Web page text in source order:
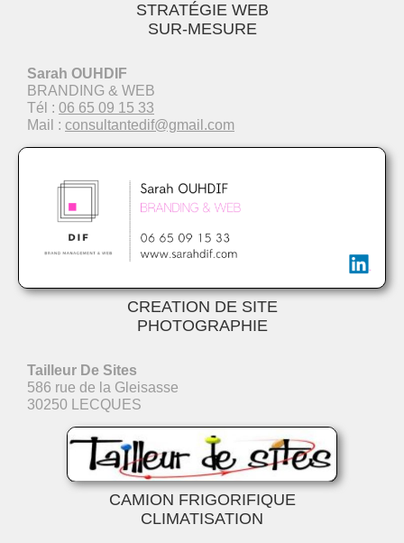
STRATÉGIE WEB
SUR-MESURE
Sarah OUHDIF
BRANDING & WEB
Tél : 06 65 09 15 33
Mail : consultantedif@gmail.com
CREATION DE SITE
PHOTOGRAPHIE
Tailleur De Sites
586 rue de la Gleisasse
30250 LECQUES
CAMION FRIGORIFIQUE
CLIMATISATION